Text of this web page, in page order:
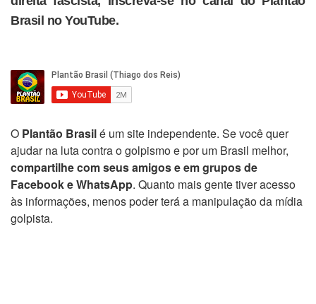
Brasil no YouTube.
O Plantão Brasilé um site independente. Se você quer
ajudar na luta contra o golpismo e por um Brasil melhor,
compartilhe com seus amigos e em grupos de
Facebook e WhatsApp. Quanto mais gente tiver acesso
às informações, menos poder terá a manipulação da mídia
golpista.